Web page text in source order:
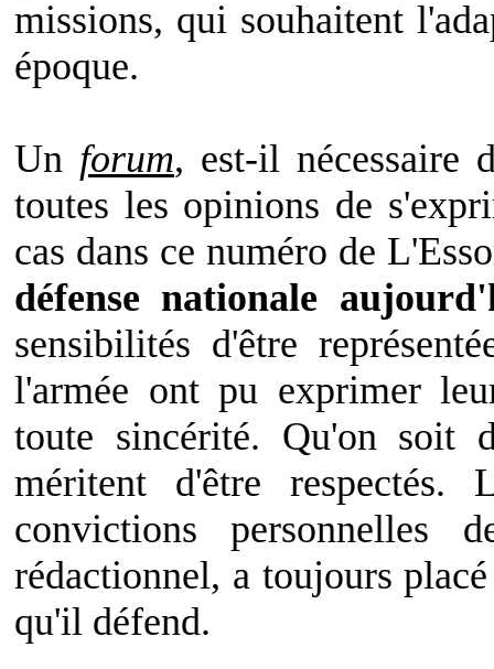
missions, qui souhaitent
époque.
Un forum, est-il nécessaire
toutes les opinions de
cas dans ce numéro de
défense nationale
sensibilités d'être
l'armée ont pu exprimer
toute sincérité. Qu'on soit
méritent d'être respectés.
convictions personnelles
rédactionnel, a toujours
qu'il défend.